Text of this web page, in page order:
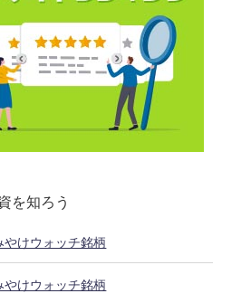
を知ろう
けウォッチ銘柄
けウォッチ銘柄